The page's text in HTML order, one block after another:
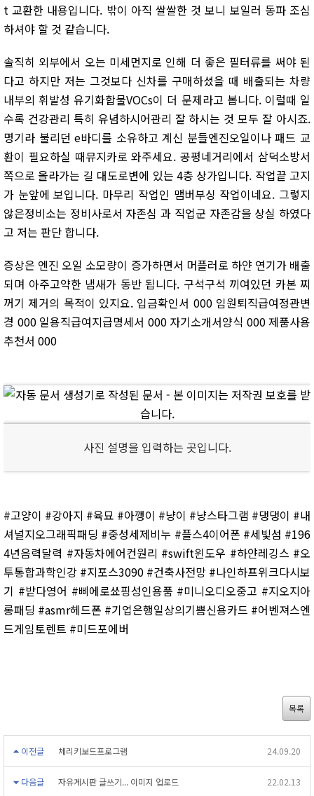
t 교환한 내용입니다. 밖이 아직 쌀쌀한 것 보니 보일러 동파 조심
하셔야 할 것 같습니다.
솔직히 외부에서 오는 미세먼지로 인해 더 좋은 필터류를 써야 된
다고 하지만 저는 그것보다 신차를 구매하셨을 때 배출되는 차량
내부의 휘발성 유기화합물VOCs이 더 문제라고 봅니다. 이럴때 일
수록 건강관리 특히 유념하시어관리 잘 하시는 것 모두 잘 아시죠.
명기라 불리던 e바디를 소유하고 계신 분들엔진오일이나 패드 교
환이 필요하실 때뮤지카로 와주세요. 공평네거리에서 삼덕소방서
쪽으로 올라가는 길 대도로변에 있는 4층 상가입니다. 작업끝 고지
가 눈앞에 보입니다. 마무리 작업인 맴버부싱 작업이네요. 그렇지
않은정비소는 정비사로서 자존심 과 직업군 자존감을 상실 하였다
고 저는 판단 합니다.
증상은 엔진 오일 소모량이 증가하면서 머플러로 하얀 연기가 배출
되며 아주고약한 냄새가 동반 됩니다. 구석구석 끼여있던 카본 찌
꺼기 제거의 목적이 있지요. 입금확인서 000 임원퇴직급여정관변
경 000 일용직급여지급명세서 000 자기소개서양식 000 제품사용
추천서 000
사진 설명을 입력하는 곳입니다.
#고양이 #강아지 #육묘 #아깽이 #냥이 #냥스타그램 #댕댕이 #내
셔널지오그래픽패딩 #중성세제비누 #플스4이어폰 #세빛섬 #196
4년음력달력 #자동차에어컨원리 #swift윈도우 #하얀레깅스 #오
투통합과학인강 #지포스3090 #건축사전망 #나인하프위크다시보
기 #받다영어 #삐에로쑈핑성인용품 #미니오디오중고 #지오지아
롱패딩 #asmr헤드폰 #기업은행일상의기쁨신용카드 #어벤져스엔
드게임토렌트 #미드포에버
목록
이전글 체리키보드프로그램 24.09.20
다음글 자유게시판 글쓰기... 이미지 업로드 22.02.13